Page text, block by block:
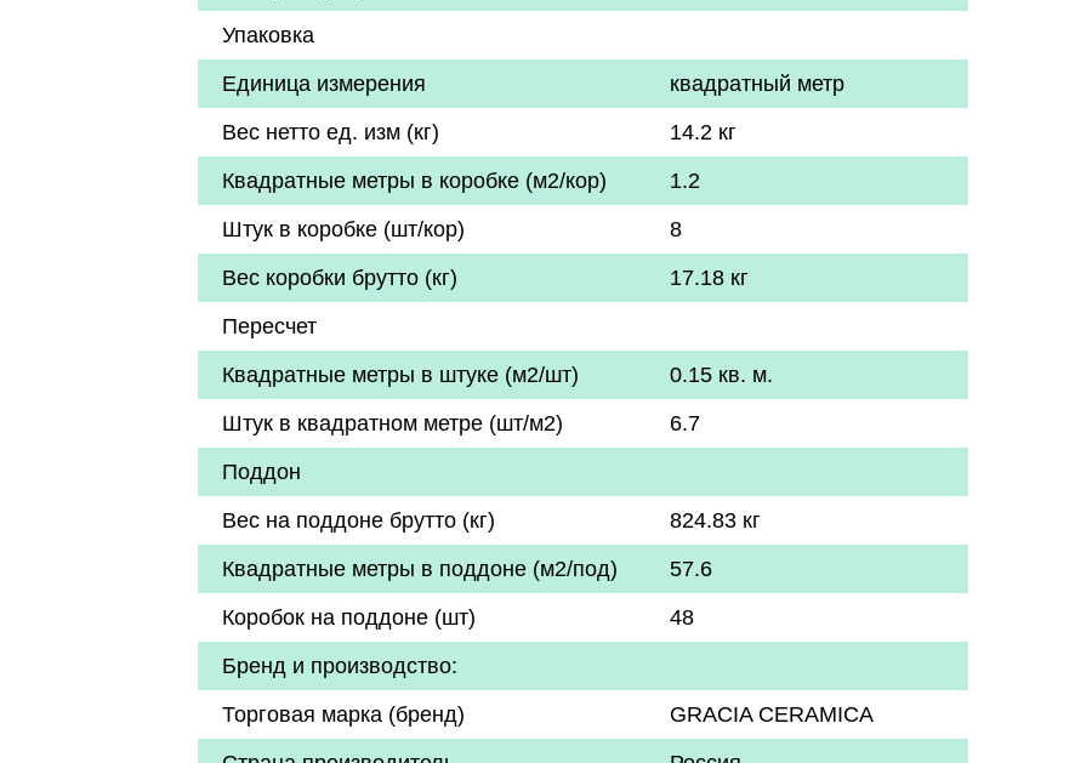
Упаковка
Единица измерения
квадратный метр
Вес нетто ед. изм (кг)
14.2 кг
Квадратные метры в коробке (м2/кор)
1.2
Штук в коробке (шт/кор)
8
Вес коробки брутто (кг)
17.18 кг
Пересчет
Квадратные метры в штуке (м2/шт)
0.15 кв. м.
Штук в квадратном метре (шт/м2)
6.7
Поддон
Вес на поддоне брутто (кг)
824.83 кг
Квадратные метры в поддоне (м2/под)
57.6
Коробок на поддоне (шт)
48
Бренд и производство:
Торговая марка (бренд)
GRACIA CERAMICA